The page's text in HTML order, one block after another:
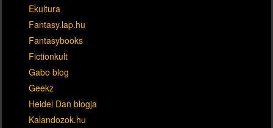
Ekultura
Fantasy.lap.hu
Fantasybooks
Fictionkult
Gabo blog
Geekz
Heidel Dan blogja
Kalandozok.hu